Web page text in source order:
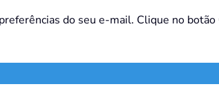
do seu e-mail. Clique no